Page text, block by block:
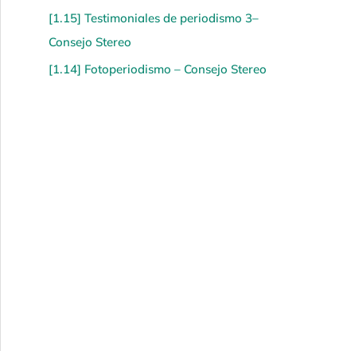
[1.15] Testimoniales de periodismo 3–
Consejo Stereo
[1.14] Fotoperiodismo – Consejo Stereo